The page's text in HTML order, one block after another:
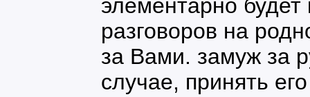
элементарно будет
разговоров на
за Вами. замуж за
случае, принять